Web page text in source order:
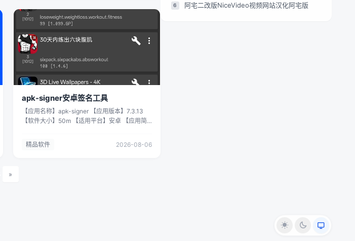
义：黑白键可显示音名、八度标记，适配新手识
谱练习 7.移调与延音调节：自带转调功能、自动
延音开关，自定义演奏音色效果 8.外置MIDI设备
适配：支持外接电子琴输入信号，拓展专业演奏
场景 9.离线独立运行：无需联网即可完整使用全
部演奏、录音、练琴功能 ✅如有软件用不了的请
用不了就搭配魔法使用 【下载链接】：
声，不做白嫖怪⚠️⚠️⚠️ 拿走吱一声，不做白嫖怪
⚠️⚠️⚠️ 拿走吱一声，不做白嫖怪⚠️⚠️⚠️
————————✨热帖专用隔离线✨
自网络收集与网友提供，任何涉及商业盈利目的
和导出，修复了与其他 Citra衍生版联机时的兼
容问题，你可以在手机上随时随地玩到高质量的
统】: 安卓15 【下 载 地 址】: 【转存后下载 防止
链接和谐】 链接：
https://pan.quark.cn/s/9fa17b7af700 不做白嫖
怪，拿走吱声🔥 不做白嫖怪，拿走吱声🔥 不做
白嫖怪，拿走吱声🔥 喜欢的请留下关注 期待更
多精彩 ~🌸🌸🌸 楼主声明: 本资源来自网络收
集，不可用于任何商业活动，否则产生的一切后
权益，请立即通知楼主，楼主会在最短时间内删
除处理。
apk-signer安卓签名工具
【应用名称】apk-signer 【应用版本】7.3.13
【软件大小】50m 【适用平台】安卓 【应用简
为安卓安装包重签名打造，无需电脑即可完成
APK签名、密钥导入与签名校验。支持自定义密
精品软件 2026-08-06
»
6 阿宅二改版NiceVideo视频网站汉化阿宅版